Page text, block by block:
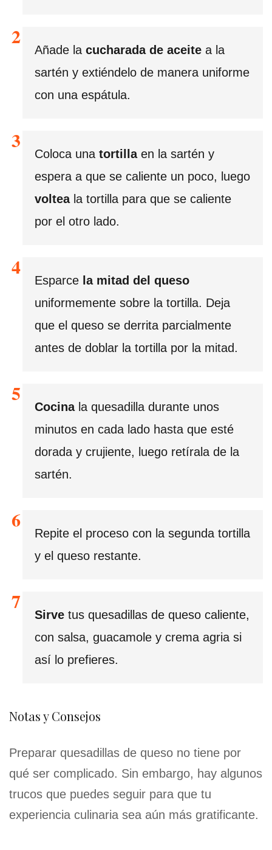
Añade la cucharada de aceite a la
sartén y extiéndelo de manera uniforme
con una espátula.
Coloca una tortillaen la sartén y
espera a que se caliente un poco, luego
volteala tortilla para que se caliente
por el otro lado.
Esparce la mitad del queso
uniformemente sobre la tortilla. Deja
que el queso se derrita parcialmente
antes de doblar la tortilla por la mitad.
Cocinala quesadilla durante unos
minutos en cada lado hasta que esté
dorada y crujiente, luego retírala de la
sartén.
Repite el proceso con la segunda tortilla
y el queso restante.
Sirve tus quesadillas de queso caliente,
con salsa, guacamole y crema agria si
así lo prefieres.
Notas y Consejos
Preparar quesadillas de queso no tiene por
qué ser complicado. Sin embargo, hay algunos
trucos que puedes seguir para que tu
experiencia culinaria sea aún más gratificante.